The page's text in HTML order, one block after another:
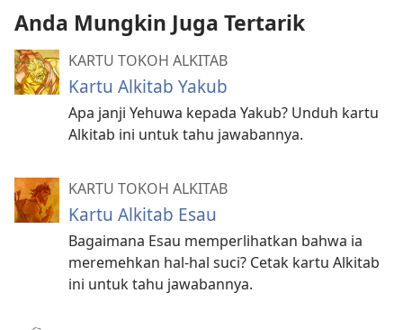
Anda Mungkin Juga Tertarik
KARTU TOKOH ALKITAB
Kartu Alkitab Yakub
Apa janji Yehuwa kepada Yakub? Unduh kartu
Alkitab ini untuk tahu jawabannya.
KARTU TOKOH ALKITAB
Kartu Alkitab Esau
Bagaimana Esau memperlihatkan bahwa ia
meremehkan hal-hal suci? Cetak kartu Alkitab
ini untuk tahu jawabannya.